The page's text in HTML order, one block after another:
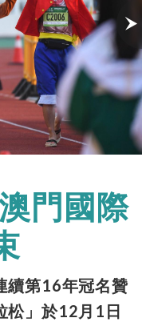
門國際
續第16年冠名贊
松」於12月1日